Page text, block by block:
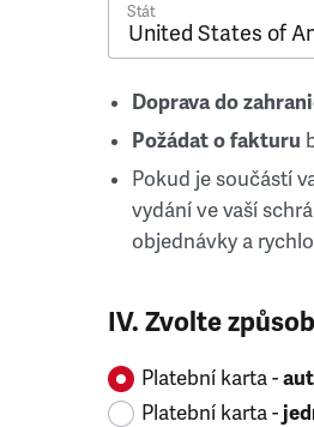
Stát
Doprava do
Požádat o fakturu
Pokud je součástí
vydání ve vaší
objednávky a
IV. Zvolte
Platební karta -
Platební karta -